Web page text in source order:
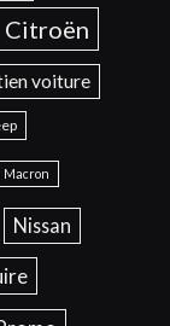
Citroën
voiture
Macron
Nissan